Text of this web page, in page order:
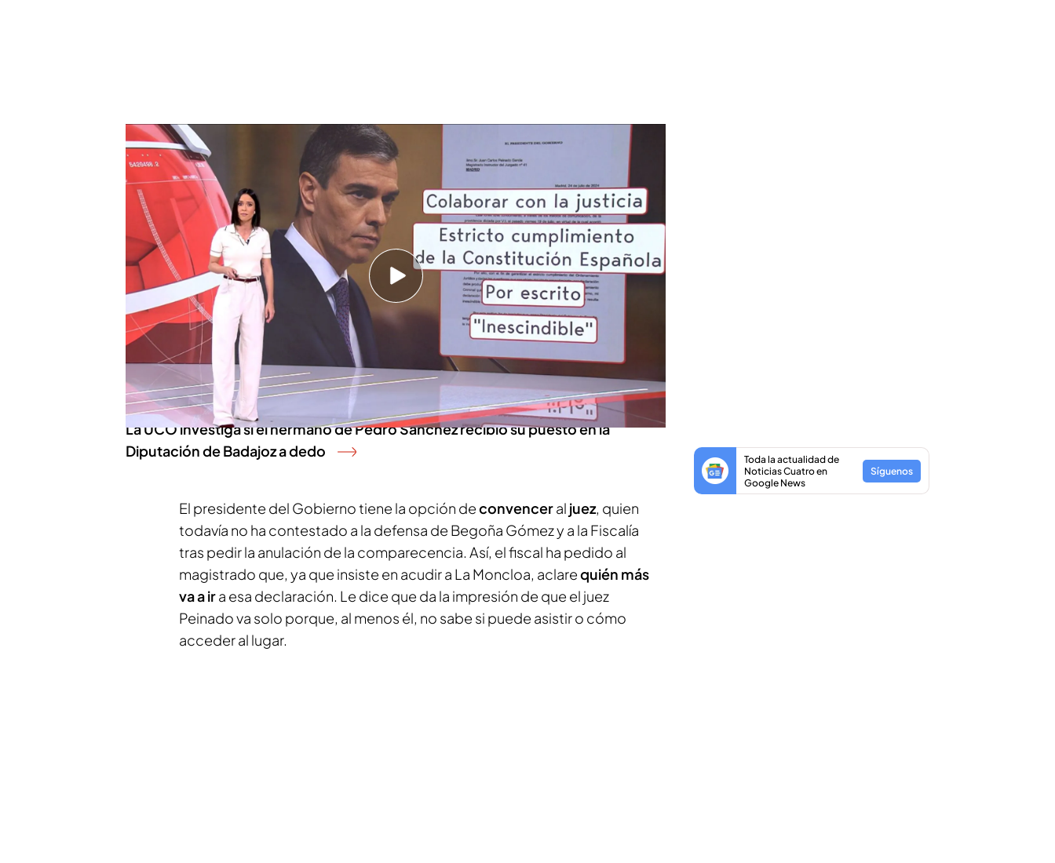
Pedro Sánchez responde al juez Peinado sobre su citación del próximo 30 de julio: "Resulta inescindible"
¿Pedro Sánchez puede recurrir la respuesta del juez?
El magistrado Carlos del Valle ha rechazado la petición del jefe del
Ejecutivo, Pedro Sánchez, dedeclarar por escritocomo testigo por el
caso contra su mujer, Begoña Gómez. "Ha de mantenerse la toma de la
declaración en los mismo términos y condiciones en que fue acordada
por la providencia de fecha 19 de julio del presente año", ha recalcado. El
titular del Juzgado de Instrucción Número 41 de Madrid, Juan Carlos
Peinado, se trasladará a La Moncloa el martes30 de julio para tomarle
declaración a Sánchez.
PUEDE INTERESARTE
La UCO investiga si el hermano de Pedro Sánchez recibió su puesto en la
Diputación de Badajoz a dedo
El presidente del Gobierno tiene la opción deconvenceral juez, quien
todavía no ha contestado a la defensa de Begoña Gómez y a la Fiscalía
tras pedir la anulación de la comparecencia. Así, el fiscal ha pedido al
magistrado que, ya que insiste en acudir a La Moncloa, aclarequién más
va a ira esa declaración. Le dice que da la impresión de que el juez
Peinado va solo porque, al menos él, no sabe si puede asistir o cómo
acceder al lugar.
Toda la actualidad de
Noticias Cuatro en
Google News
Síguenos